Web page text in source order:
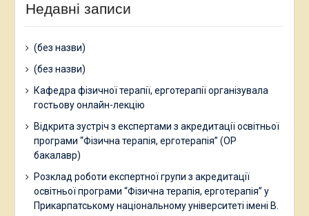
Недавні записи
(без назви)
(без назви)
Кафедра фізичної терапії, ерготерапії організувала
гостьову онлайн-лекцію
Відкрита зустріч з експертами з акредитації освітньої
програми “Фізична терапія, ерготерапія” (ОР
бакалавр)
Розклад роботи експертної групи з акредитації
освітньої програми “Фізична терапія, ерготерапія” у
Прикарпатському національному університеті імені В.